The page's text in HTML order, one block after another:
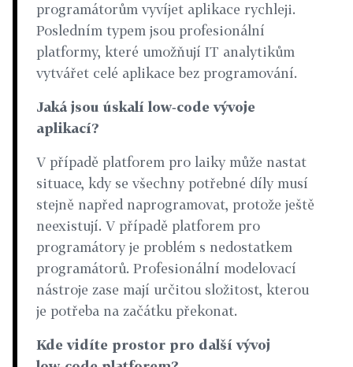
programátorům vyvíjet aplikace rychleji.
Posledním typem jsou profesionální
platformy, které umožňují IT analytikům
vytvářet celé aplikace bez programování.
Jaká jsou úskalí low‑code vývoje
aplikací?
V případě platforem pro laiky může nastat
situace, kdy se všechny potřebné díly musí
stejně napřed naprogramovat, protože ještě
neexistují. V případě platforem pro
programátory je problém s nedostatkem
programátorů. Profesionální modelovací
nástroje zase mají určitou složitost, kterou
je potřeba na začátku překonat.
Kde vidíte prostor pro další vývoj